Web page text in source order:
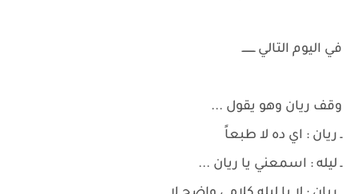
في اليوم التالي ــــــــ
وقف ريان وهو يقول ...
ـ ريان : اي ده لا طبعاً
ـ ليله : اسمعني يا ريان ...